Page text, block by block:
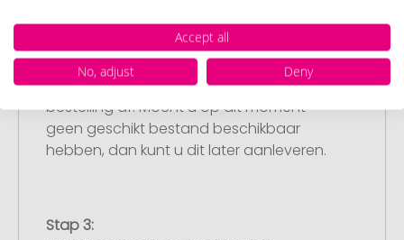
Stap 2:
Upload van uw logo of ontwerp
Upload uw logo of ontwerp op onze
afrekenpagina (checkout) en rond uw
bestelling af. Mocht u op dit moment
geen geschikt bestand beschikbaar
hebben, dan kunt u dit later aanleveren.
Stap 3:
Accept all
No, adjust
Deny